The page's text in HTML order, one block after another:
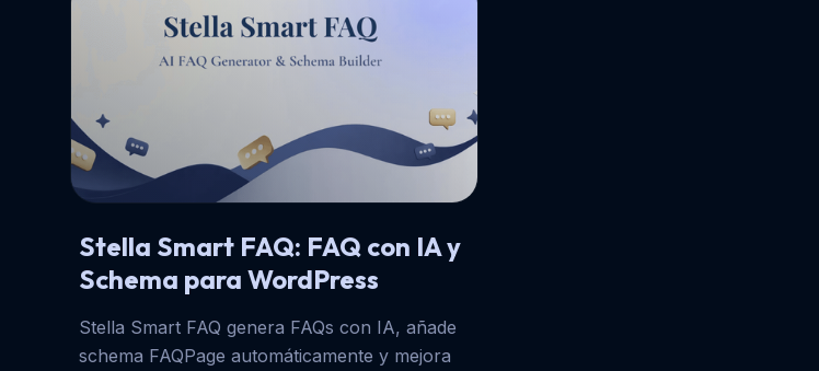
Stella Smart FAQ: FAQ con IA y
Schema para WordPress
Stella Smart FAQ genera FAQs con IA, añade
schema FAQPage automáticamente y mejora